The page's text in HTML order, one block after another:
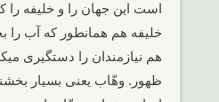
است این جهان را و خلیفه را
خلیفه هم همانطور که آب را
هم نیازمندان را دستگیری
ظهور. وهّاب یعنی بسیار